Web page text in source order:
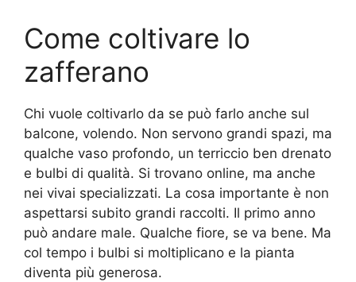
Come coltivare lo
zafferano
Chi vuole coltivarlo da se può farlo anche sul
balcone, volendo. Non servono grandi spazi, ma
qualche vaso profondo, un terriccio ben drenato
e bulbi di qualità. Si trovano online, ma anche
nei vivai specializzati. La cosa importante è non
aspettarsi subito grandi raccolti. Il primo anno
può andare male. Qualche fiore, se va bene. Ma
col tempo i bulbi si moltiplicano e la pianta
diventa più generosa.